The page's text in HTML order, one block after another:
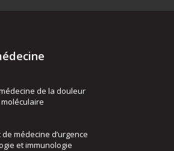
de la douleur
médecine d’urgence
et immunologie